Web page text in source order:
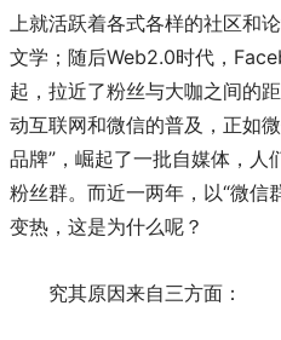
上就活跃着各式各样的社区和
文学；随后Web2.0时代，
起，拉近了粉丝与大咖之间的
动互联网和微信的普及，正如
品牌”，崛起了一批自媒体，人
粉丝群。而近一两年，以“微信
变热，这是为什么呢？
究其原因来自三方面：